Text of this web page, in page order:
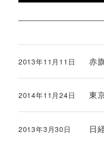
赤
投稿日
2013年11月11日
東
投稿日
2014年11月24日
日
投稿日
2013年3月30日